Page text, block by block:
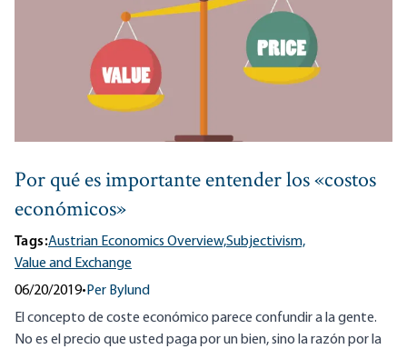
Por qué es importante entender los «costos
económicos»
Tags:Austrian Economics Overview,Subjectivism,
Value and Exchange
06/20/2019•Per Bylund
El concepto de coste económico parece confundir a la gente.
No es el precio que usted paga por un bien, sino la razón por la